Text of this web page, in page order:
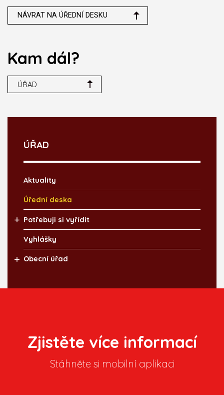
NÁVRAT NA ÚŘEDNÍ DESKU
Kam dál?
ÚŘAD
ÚŘAD
Aktuality
Úřední deska
Potřebuji si vyřídit
Vyhlášky
Obecní úřad
Zjistěte více informací
Stáhněte si mobilní aplikaci